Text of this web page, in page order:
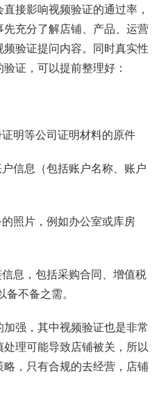
接影响视频验证的通过率，
充分了解店铺、产品、运营
验证提问内容。同时真实性
证，可以提前整理好：
明等公司证明材料的原件
信息（包括账户名称、账户
照片，例如办公室或库房
息，包括采购合同、增值税
不备之需。
强，其中视频验证也是非常
理可能导致店铺被关，所以
，只有合规的去经营，店铺